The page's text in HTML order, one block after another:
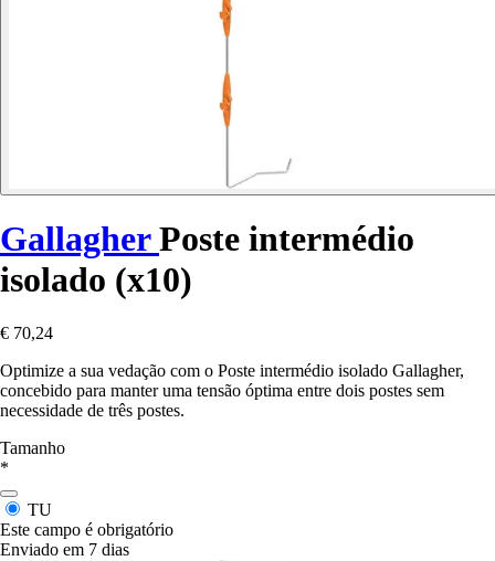
GallagherPoste intermédio
isolado (x10)
€ 70,24
Optimize a sua vedação com o Poste intermédio isolado Gallagher,
concebido para manter uma tensão óptima entre dois postes sem
necessidade de três postes.
Tamanho
*
TU
Este campo é obrigatório
Enviado em 7 dias